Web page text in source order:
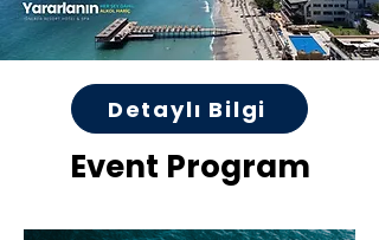
Detaylı Bilgi
Event Program